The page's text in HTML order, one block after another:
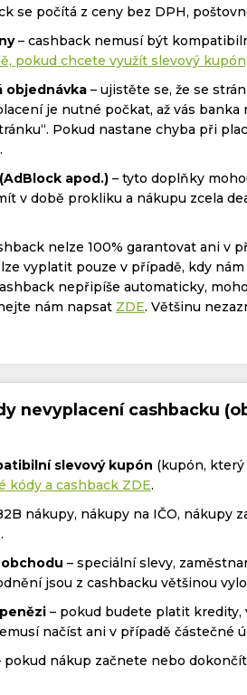
se počítá z ceny bez DPH,
– cashback nemusí být
pokud chcete využít slevový
objednávka – ujistěte se, že se
je nutné počkat, až vás
Pokud nastane chyba při
apod.) – tyto doplňky
v době prokliku a nákupu zcela
nelze 100% garantovat ani v
vyplatit pouze v případě, kdy
nepřipíše automaticky,
nám napsat ZDE. Většinu
nevyplacení cashbacku
slevový kupón (kupón, který
kódy a cashback ZDE.
nákupy, nákupy na IČO, nákupy
– speciální slevy,
jsou z cashbacku většinou
– pokud budete platit kredity,
načíst ani v případě částečné
pokud nákup začnete nebo